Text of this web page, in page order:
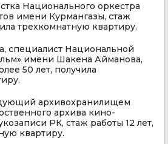
Национального оркестра
имени Курмангазы, стаж
трехкомнатную квартиру.
специалист Национальной
имени Шакена Айманова,
50 лет, получила
архивохранилищем
архива кино-
РК, стаж работы 12 лет,
квартиру.